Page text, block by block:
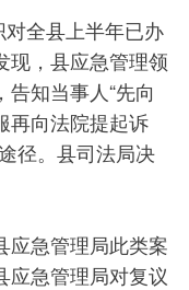
全县上半年已办
现，县应急管理领
知当事人“先向
再向法院提起诉
径。县司法局决
急管理局此类案
应急管理局对复议